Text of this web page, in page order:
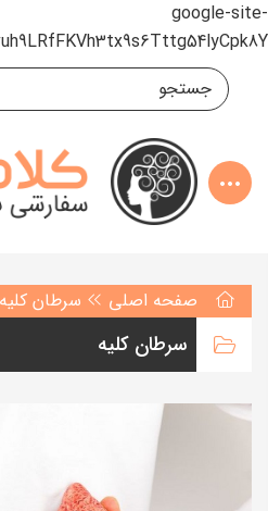
google-site-
صفحه اصلی سرطان کلیه
سرطان کلیه